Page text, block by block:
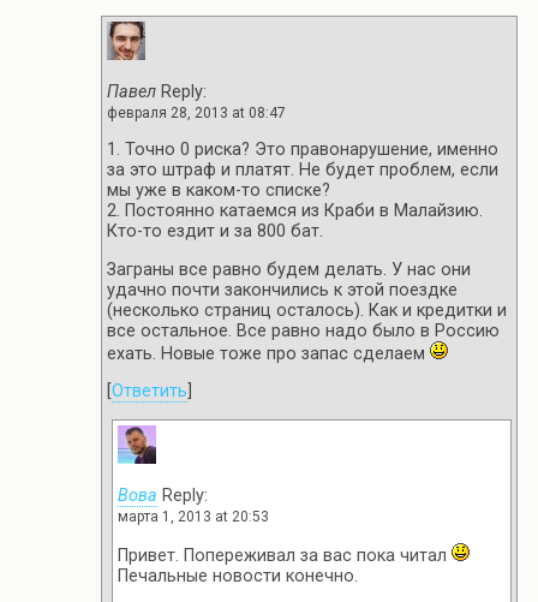
Павел Reply:
февраля 28, 2013 at 08:47
1. Точно 0 риска? Это правонарушение, именно
за это штраф и платят. Не будет проблем, если
мы уже в каком-то списке?
2. Постоянно катаемся из Краби в Малайзию.
Кто-то ездит и за 800 бат.
Заграны все равно будем делать. У нас они
удачно почти закончились к этой поездке
(несколько страниц осталось). Как и кредитки и
все остальное. Все равно надо было в Россию
ехать. Новые тоже про запас сделаем
Ответить
Вова Reply:
марта 1, 2013 at 20:53
Привет. Попереживал за вас пока читал
Печальные новости конечно.